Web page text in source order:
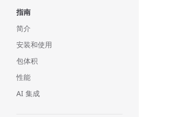
指南
简介
安装和使用
包体积
性能
AI 集成